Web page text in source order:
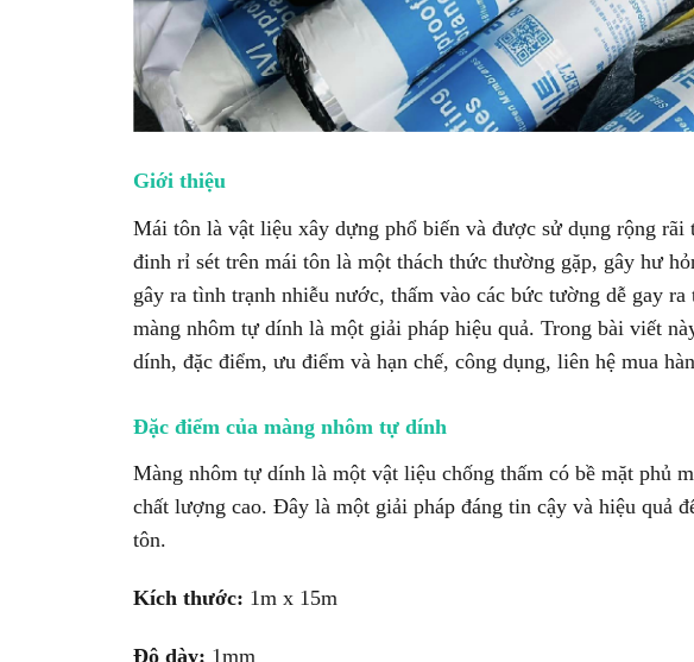
Giới thiệu
Mái tôn là vật liệu xây dựng phổ biến và được sử dụng rộng
đinh rỉ sét trên mái tôn là một thách thức thường gặp, gây hư
gây ra tình trạnh nhiễu nước, thấm vào các bức tường dễ gay
màng nhôm tự dính là một giải pháp hiệu quả. Trong bài viết
dính, đặc điểm, ưu điểm và hạn chế, công dụng, liên hệ mua
Đặc điểm của màng nhôm tự dính
Màng nhôm tự dính là một vật liệu chống thấm có bề mặt phủ
chất lượng cao. Đây là một giải pháp đáng tin cậy và hiệu quả
tôn.
Kích thước: 1m x 15m
Độ dày: 1mm